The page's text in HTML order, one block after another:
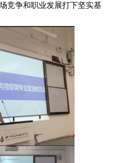
竞争和职业发展打下坚实基